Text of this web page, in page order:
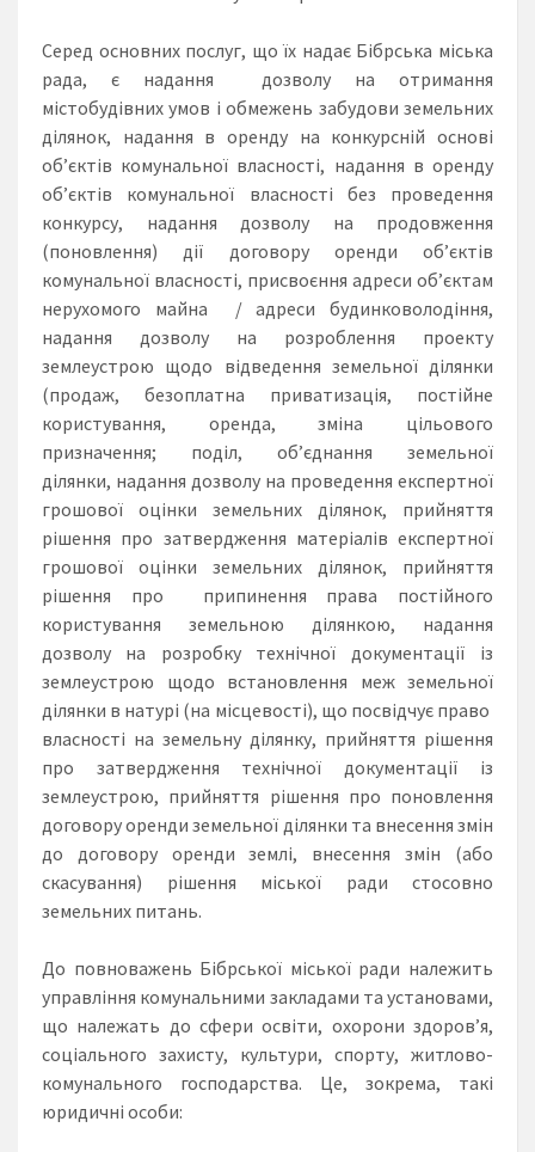
Серед основних послуг, що їх надає Бібрська міська
рада, є надання дозволу на отримання
містобудівних умов і обмежень забудови земельних
ділянок, надання в оренду на конкурсній основі
об’єктів комунальної власності, надання в оренду
об’єктів комунальної власності без проведення
конкурсу, надання дозволу на продовження
(поновлення) дії договору оренди об’єктів
комунальної власності, присвоєння адреси об’єктам
нерухомого майна / адреси будинковолодіння,
надання дозволу на розроблення проекту
землеустрою щодо відведення земельної ділянки
(продаж, безоплатна приватизація, постійне
користування, оренда, зміна цільового
призначення; поділ, об’єднання земельної
ділянки, надання дозволу на проведення експертної
грошової оцінки земельних ділянок, прийняття
рішення про затвердження матеріалів експертної
грошової оцінки земельних ділянок, прийняття
рішення про припинення права постійного
користування земельною ділянкою, надання
дозволу на розробку технічної документації із
землеустрою щодо встановлення меж земельної
ділянки в натурі (на місцевості), що посвідчує право
власності на земельну ділянку, прийняття рішення
про затвердження технічної документації із
землеустрою, прийняття рішення про поновлення
договору оренди земельної ділянки та внесення змін
до договору оренди землі, внесення змін (або
скасування) рішення міської ради стосовно
земельних питань.
До повноважень Бібрської міської ради належить
управління комунальними закладами та установами,
що належать до сфери освіти, охорони здоров’я,
соціального захисту, культури, спорту, житлово-
комунального господарства. Це, зокрема, такі
юридичні особи: